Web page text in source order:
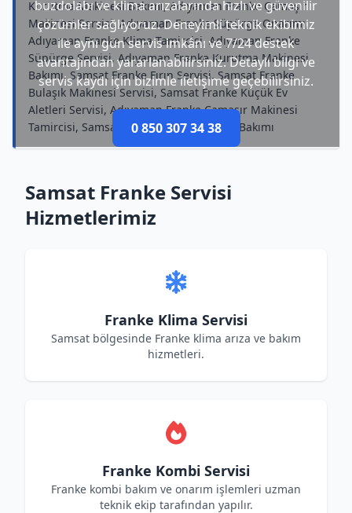
buzdolabı ve klima arızalarında hızlı ve güvenilir
çözümler sağlıyoruz. Deneyimli teknik ekibimiz
ile aynı gün servis imkânı ve 7/24 destek
avantajından yararlanabilirsiniz. Detaylı bilgi ve
servis kaydı için bizimle iletişime geçebilirsiniz.
0 850 307 34 38
Kurutma Makinesi Bakımı, Adıyaman Franke Çamaşır
Makinesi Servisi, Adıyaman Franke Süpürge Onarımı,
Adıyaman Franke Klima Tamircisi, Adıyaman Franke
Süpürge Servisi, Adıyaman Franke Kurutma Makinesi
Bakımı, Samsat Franke Fırın Servisi, Samsat Franke
Bulaşık Makinesi Servisi, Samsat Franke Küçük Ev
Aletleri Servisi, Adıyaman Franke Çamaşır Makinesi
Tamircisi, Samsat Franke Elektrikli Ocak Bakımı
Samsat Franke Servisi
Hizmetlerimiz
Franke Klima Servisi
Samsat bölgesinde Franke klima arıza ve bakım
hizmetleri.
Franke Kombi Servisi
Franke kombi bakım ve onarım işlemleri uzman
teknik ekip tarafından yapılır.